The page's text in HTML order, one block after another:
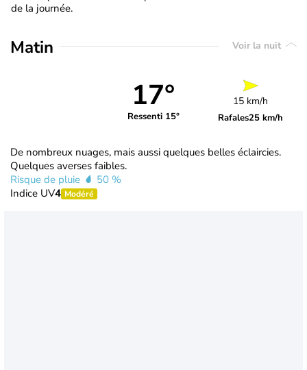
de la journée.
Matin Voir la nuit
17°
Ressenti 15°
15 km/h
Rafales25 km/h
De nombreux nuages, mais aussi quelques belles éclaircies.
Quelques averses faibles.
Risque de pluie
50 %
Indice UV4 Modéré